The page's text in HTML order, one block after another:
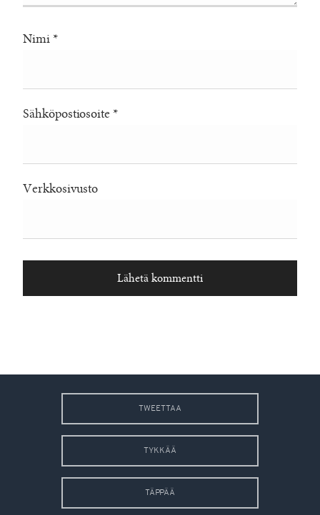
Nimi *
Sähköpostiosoite *
Verkkosivusto
TWEETTAA
TYKKÄÄ
TÄPPÄÄ